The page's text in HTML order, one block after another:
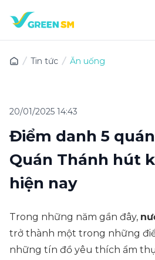
Tin tức Ăn uống
20/01/2025 14:43
Điểm danh 5
Quán Thánh hút
hiện nay
Trong những năm gần đây,
trở thành một trong những
những tín đồ yêu thích ẩm